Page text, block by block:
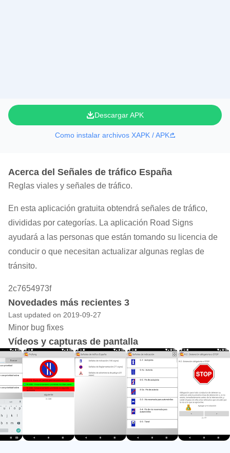
Descargar APK
Como instalar archivos XAPK / APK
Acerca del Señales de tráfico España
Reglas viales y señales de tráfico.
En esta aplicación gratuita obtendrá señales de tráfico,
divididas por categorías. La aplicación Road Signs
ayudará a las personas que están tomando su licencia de
conducir o que necesitan actualizar algunas reglas de
tránsito.
2c7654973f
Novedades más recientes 3
Last updated on 2019-09-27
Minor bug fixes
Vídeos y capturas de pantalla